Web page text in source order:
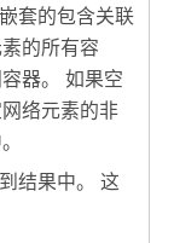
套的包含关联
的所有容
器。 如果空
络元素的非
结果中。 这